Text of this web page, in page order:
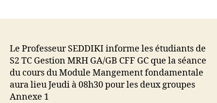
Le Professeur SEDDIKI informe les étudiants de
S2 TC Gestion MRH GA/GB CFF GC que la séance
du cours du Module Mangement fondamentale
aura lieu Jeudi à 08h30 pour les deux groupes
Annexe 1